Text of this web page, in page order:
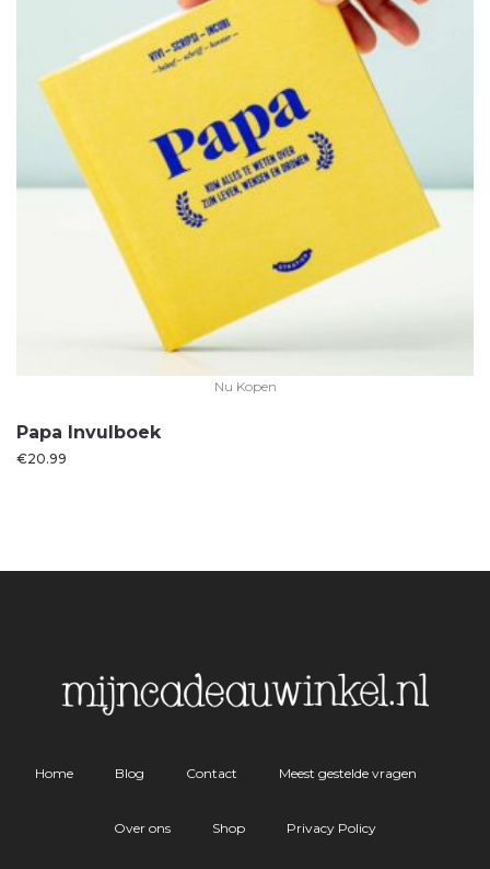
Nu Kopen
Papa Invulboek
€20.99
Home Blog Contact Meest gestelde vragen
Over ons Shop Privacy Policy